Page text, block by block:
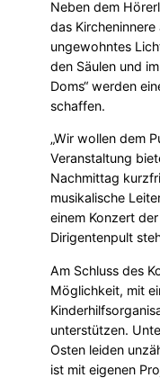
Neben dem
das
ungewohntes
den Säulen und
Doms“ werden
schaffen.
„Wir wollen dem
Veranstaltung
Nachmittag
musikalische
einem Konzert
Dirigentenpult
Am Schluss des
Möglichkeit, mit
unterstützen.
Osten leiden
ist mit eigenen